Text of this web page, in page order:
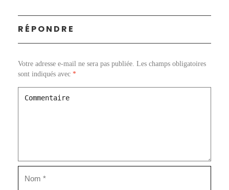
RÉPONDRE
Votre adresse e-mail ne sera pas publiée. Les champs obligatoires
sont indiqués avec *